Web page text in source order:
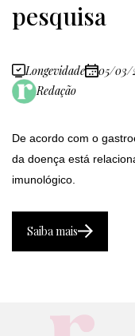
pesquisa
Longevidade
05/03/
Redação
De acordo com o
da doença está
imunológico.
Saiba mais